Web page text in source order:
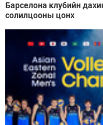
Барселона клубийн
солилцооны цонх